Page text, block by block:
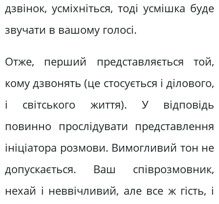
дзвінок, усміхніться, тоді усмішка буде
звучати в вашому голосі.
Отже, перший представляється той,
кому дзвонять (це стосується і ділового,
і світського життя). У відповідь
повинно прослідувати представлення
ініціатора розмови. Вимогливий тон не
допускається. Ваш співрозмовник,
нехай і неввічливий, але все ж гість, і